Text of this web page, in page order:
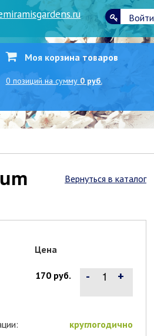
Войти
Моя корзина товаров
0 позиций на сумму 0 руб.
Вернуться в каталог
Цена
170 руб. - +
круглогодично